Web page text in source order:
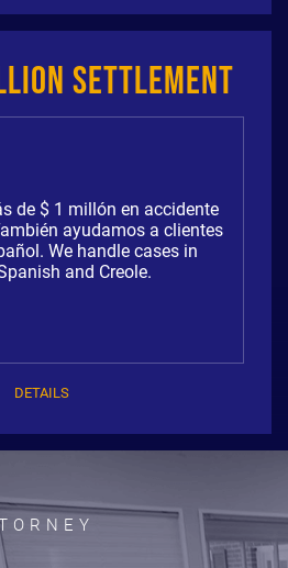
Settlement
de $ 1 millón en accidente
ayudamos a clientes
We handle cases in
and Creole.
DETAILS